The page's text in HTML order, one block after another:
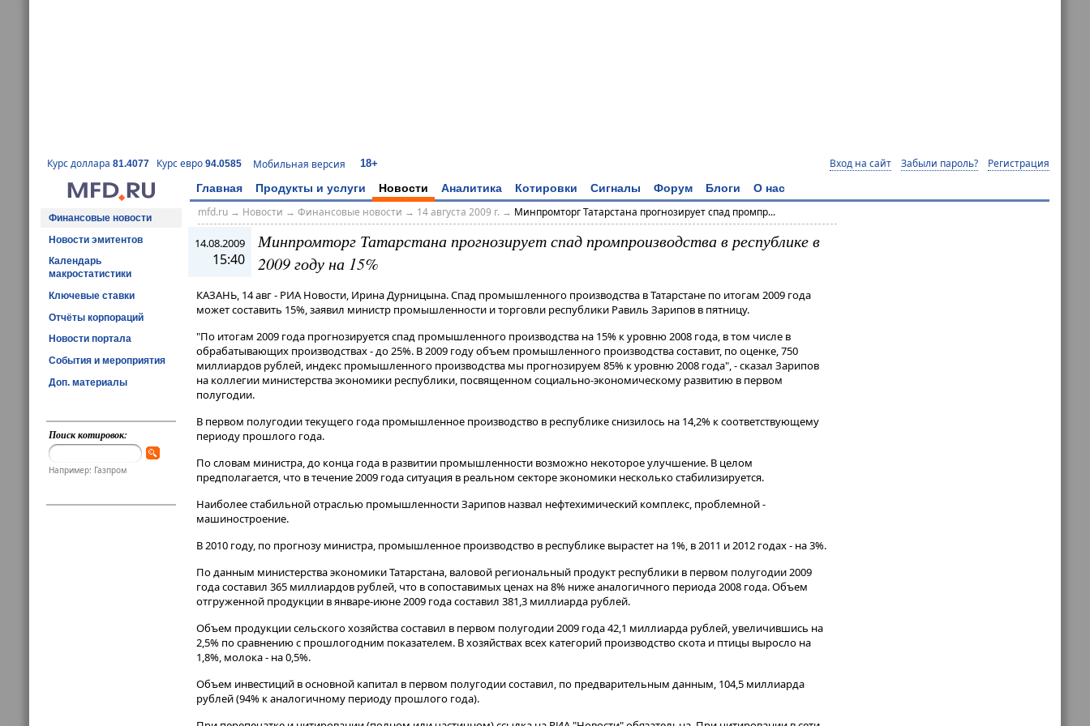
Курс доллара 81.4077 Курс евро 94.0585 Мобильная версия 18+ Вход на сайт Забыли пароль? Регистрация
Главная Продукты и услуги Новости Аналитика Котировки Сигналы Форум Блоги О нас
Финансовые новости
Новости эмитентов
Календарь
макростатистики
Ключевые ставки
Отчёты корпораций
Новости портала
События и мероприятия
Доп. материалы
Поиск котировок:
Например: Газпром
mfd.ru→ Новости → Финансовые новости → 14 августа 2009 г. → Минпромторг Татарстана прогнозирует спад промпр...
14.08.2009
15:40
Минпромторг Татарстана прогнозирует спад промпроизводства в республике в
2009 году на 15%
КАЗАНЬ, 14 авг - РИА Новости, Ирина Дурницына. Спад промышленного производства в Татарстане по итогам 2009 года
может составить 15%, заявил министр промышленности и торговли республики Равиль Зарипов в пятницу.
"По итогам 2009 года прогнозируется спад промышленного производства на 15% к уровню 2008 года, в том числе в
обрабатывающих производствах - до 25%. В 2009 году объем промышленного производства составит, по оценке, 750
миллиардов рублей, индекс промышленного производства мы прогнозируем 85% к уровню 2008 года", - сказал Зарипов
на коллегии министерства экономики республики, посвященном социально-экономическому развитию в первом
полугодии.
В первом полугодии текущего года промышленное производство в республике снизилось на 14,2% к соответствующему
периоду прошлого года.
По словам министра, до конца года в развитии промышленности возможно некоторое улучшение. В целом
предполагается, что в течение 2009 года ситуация в реальном секторе экономики несколько стабилизируется.
Наиболее стабильной отраслью промышленности Зарипов назвал нефтехимический комплекс, проблемной -
машиностроение.
В 2010 году, по прогнозу министра, промышленное производство в республике вырастет на 1%, в 2011 и 2012 годах - на 3%.
По данным министерства экономики Татарстана, валовой региональный продукт республики в первом полугодии 2009
года составил 365 миллиардов рублей, что в сопоставимых ценах на 8% ниже аналогичного периода 2008 года. Объем
отгруженной продукции в январе-июне 2009 года составил 381,3 миллиарда рублей.
Объем продукции сельского хозяйства составил в первом полугодии 2009 года 42,1 миллиарда рублей, увеличившись на
2,5% по сравнению с прошлогодним показателем. В хозяйствах всех категорий производство скота и птицы выросло на
1,8%, молока - на 0,5%.
Объем инвестиций в основной капитал в первом полугодии составил, по предварительным данным, 104,5 миллиарда
рублей (94% к аналогичному периоду прошлого года).